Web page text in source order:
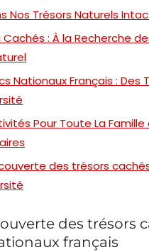
Nos Trésors Naturels
Cachés : À la Recherche
Nationaux Français : Des
Pour Toute La Famille
des trésors
des trésors
français